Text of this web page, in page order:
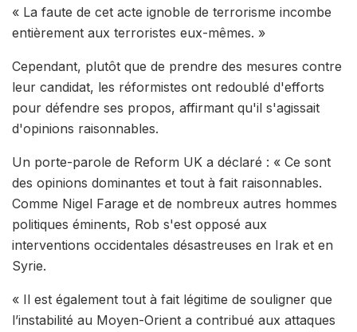
« La faute de cet acte ignoble de terrorisme incombe
entièrement aux terroristes eux-mêmes. »
Cependant, plutôt que de prendre des mesures contre
leur candidat, les réformistes ont redoublé d'efforts
pour défendre ses propos, affirmant qu'il s'agissait
d'opinions raisonnables.
Un porte-parole de Reform UK a déclaré : « Ce sont
des opinions dominantes et tout à fait raisonnables.
Comme Nigel Farage et de nombreux autres hommes
politiques éminents, Rob s'est opposé aux
interventions occidentales désastreuses en Irak et en
Syrie.
« Il est également tout à fait légitime de souligner que
l’instabilité au Moyen-Orient a contribué aux attaques